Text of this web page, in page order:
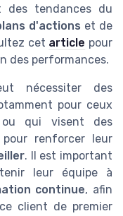
des tendances du
d'actions et de
cet article pour
des performances.
nécessiter des
pour ceux
qui visent des
pour renforcer leur
. Il est important
leur équipe à
continue, afin
client de premier